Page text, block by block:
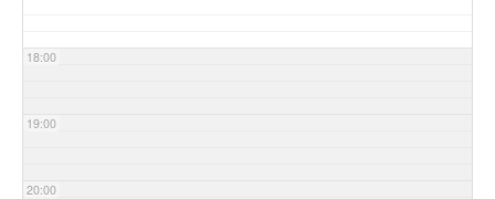
18:00
19:00
20:00